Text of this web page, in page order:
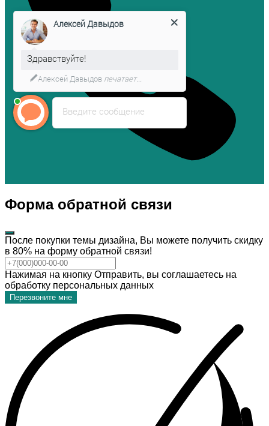
Форма обратной связи
После покупки темы дизайна, Вы можете получить скидку
в 80% на форму обратной связи!
Нажимая на кнопку Отправить, вы соглашаетесь на
обработку персональных данных
Перезвоните мне
Введите сообщение
Алексей Давыдов
Здравствуйте!
Алексей Давыдов печатает...